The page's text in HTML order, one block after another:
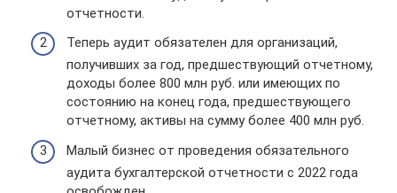
отчетности.
Теперь аудит обязателен для организаций,
получивших за год, предшествующий отчетному,
доходы более 800 млн руб. или имеющих по
состоянию на конец года, предшествующего
отчетному, активы на сумму более 400 млн руб.
Малый бизнес от проведения обязательного
аудита бухгалтерской отчетности с 2022 года